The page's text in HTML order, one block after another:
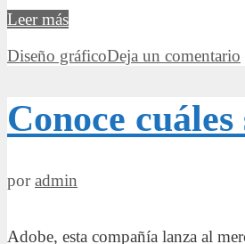
Leer másDescubre
son
para
instalar
Indesign
Categorías
Diseño gráficoDeja un comentario
Conoce
poradmin
Adobe, esta compañía lanza al